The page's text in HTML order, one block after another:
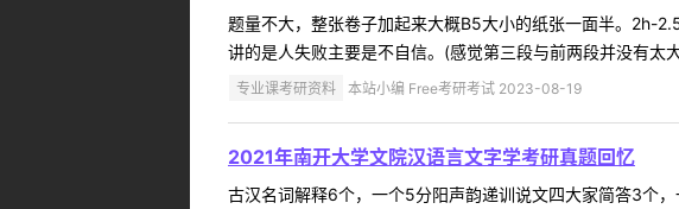
题量不大，整张卷子加起来大概B5大小的纸张一面半。2h-
讲的是人失败主要是不自信。(感觉第三段与前两段并没有
专业课考研资料 本站小编 Free考研考试 2023-08-19
2021年南开大学文院汉语言文字学考研真题回忆
古汉名词解释6个，一个5分阳声韵递训说文四大家简答3个